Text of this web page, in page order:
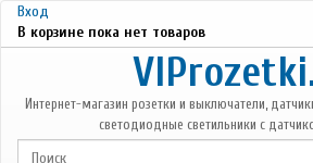
Перейти к основному содержанию
Вход
В корзине пока нет товаров
Интернет-магазин розетки и выключатели,
светодиодные светильники с